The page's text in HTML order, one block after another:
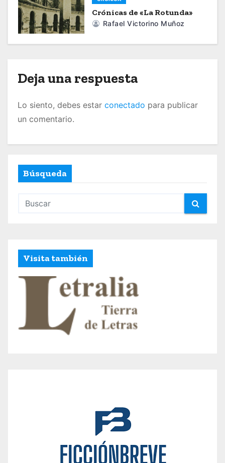
e
e
t
a
Crónicas de «La Rotunda»
Rafael Victorino Muñoz
Deja una respuesta
Lo siento, debes estar conectado para publicar
un comentario.
Búsqueda
Visita también